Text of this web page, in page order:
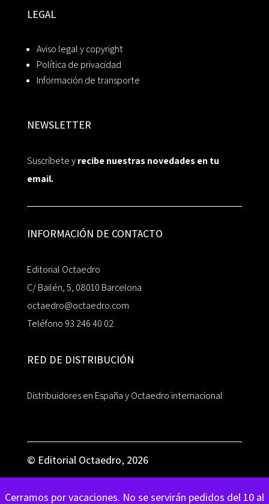
Cerramos por vacaciones. No se servirán pedidos del 10 al
LEGAL
Aviso legal y copyright
Política de privacidad
Información de transporte
NEWSLETTER
Suscríbete yrecibe nuestras novedades en tu
email.
INFORMACIÓN DE CONTACTO
Editorial Octaedro
C/ Bailén, 5, 08010 Barcelona
octaedro@octaedro.com
Teléfono 93 246 40 02
RED DE DISTRIBUCIÓN
Distribuidores en España y Octaedro internacional
© Editorial Octaedro, 2026